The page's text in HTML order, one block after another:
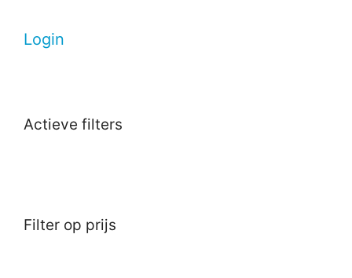
Login
Actieve filters
Filter op prijs